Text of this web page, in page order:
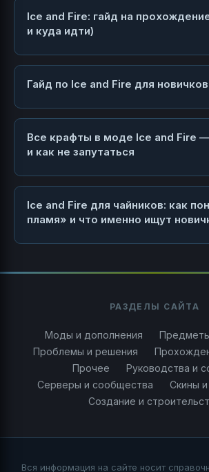
Ice and Fire: гайд на
и куда идти)
Гайд по Ice and Fire для новичков
Все крафты в моде Ice and Fire —
и как не запутаться
Ice and Fire для чайников: как
пламя» и что именно ищут
РАЗДЕЛЫ САЙТА
Моды и дополнения
Проблемы и решения
Прочее
Руководства и
Серверы и сообщества
Скины
Создание и
Вся информация на сайте носит